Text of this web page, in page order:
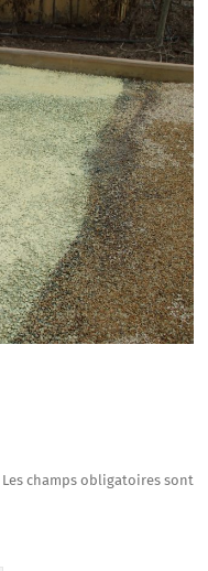
Les champs obligatoires sont